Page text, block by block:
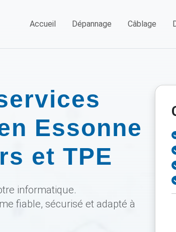
Accueil Dépannage Câblage
Essonne
et TPE
informatique.
fiable, sécurisé et adapté à